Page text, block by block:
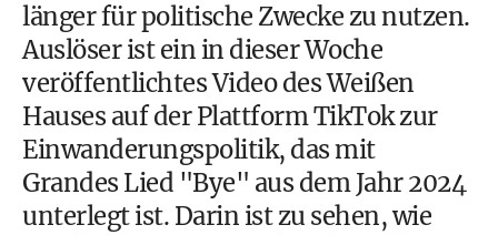
länger für politische Zwecke zu nutzen.
Auslöser ist ein in dieser Woche
veröffentlichtes Video des Weißen
Hauses auf der Plattform TikTok zur
Einwanderungspolitik, das mit
Grandes Lied "Bye" aus dem Jahr 2024
unterlegt ist. Darin ist zu sehen, wie